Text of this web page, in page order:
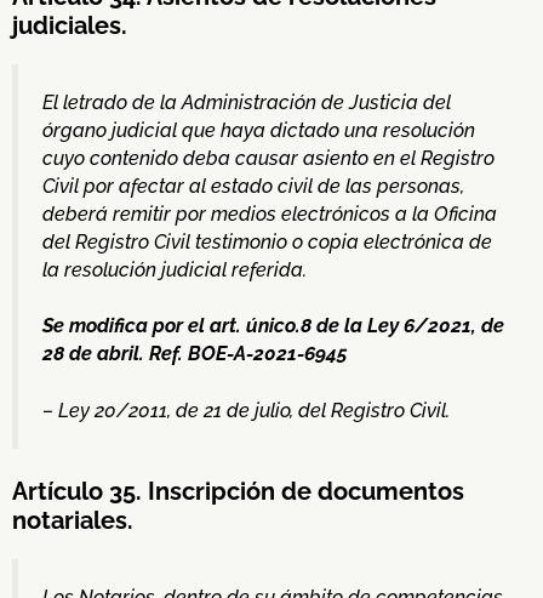
judiciales.
El letrado de la Administración de Justicia del
órgano judicial que haya dictado una resolución
cuyo contenido deba causar asiento en el Registro
Civil por afectar al estado civil de las personas,
deberá remitir por medios electrónicos a la Oficina
del Registro Civil testimonio o copia electrónica de
la resolución judicial referida.
Se modifica por el art. único.8 de la Ley 6/2021, de
28 de abril. Ref. BOE-A-2021-6945
– Ley 20/2011, de 21 de julio, del Registro Civil.
Artículo 35. Inscripción de documentos
notariales.